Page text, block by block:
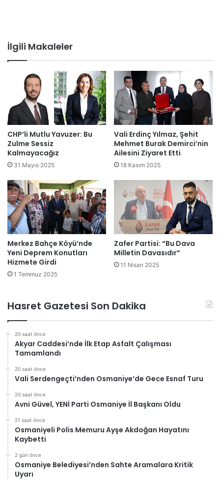
İlgili Makaleler
CHP’li Mutlu Yavuzer: Bu
Zulme Sessiz
Kalmayacağız
31 Mayıs 2025
Vali Erdinç Yılmaz, Şehit
Mehmet Burak Demirci’nin
Ailesini Ziyaret Etti
18 Kasım 2025
Merkez Bahçe Köyü’nde
Yeni Deprem Konutları
Hizmete Girdi
1 Temmuz 2025
Zafer Partisi: “Bu Dava
Milletin Davasıdır”
11 Nisan 2025
Hasret Gazetesi Son Dakika
20 saat önce
Akyar Caddesi’nde İlk Etap Asfalt Çalışması
Tamamlandı
20 saat önce
Vali Serdengeçti’nden Osmaniye’de Gece Esnaf Turu
20 saat önce
Avni Güvel, YENİ Parti Osmaniye İl Başkanı Oldu
21 saat önce
Osmaniyeli Polis Memuru Ayşe Akdoğan Hayatını
Kaybetti
2 gün önce
Osmaniye Belediyesi’nden Sahte Aramalara Kritik
Uyarı